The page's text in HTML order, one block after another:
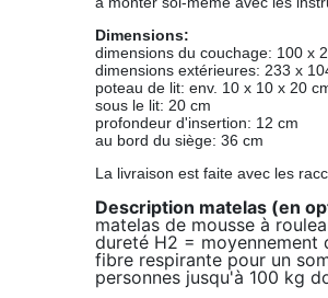
Dimensions:
dimensions du couchage: 100 x
dimensions extérieures: 233 x
poteau de lit: env. 10 x 10 x 20
sous le lit: 20 cm
profondeur d'insertion: 12 cm
au bord du siège: 36 cm
La livraison est faite avec les
Description matelas (en
matelas de mousse à
dureté H2 = moyennement
fibre respirante pour un
personnes jusqu'à 100 kg